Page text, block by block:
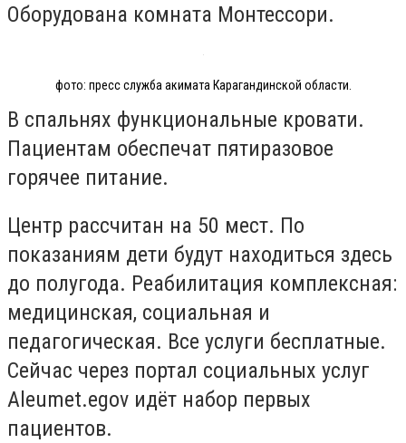
Оборудована комната Монтессори.
фото: пресс служба акимата Карагандинской области.
В спальнях функциональные кровати.
Пациентам обеспечат пятиразовое
горячее питание.
Центр рассчитан на 50 мест. По
показаниям дети будут находиться здесь
до полугода. Реабилитация комплексная:
медицинская, социальная и
педагогическая. Все услуги бесплатные.
Сейчас через портал социальных услуг
Аleumet.egov идёт набор первых
пациентов.